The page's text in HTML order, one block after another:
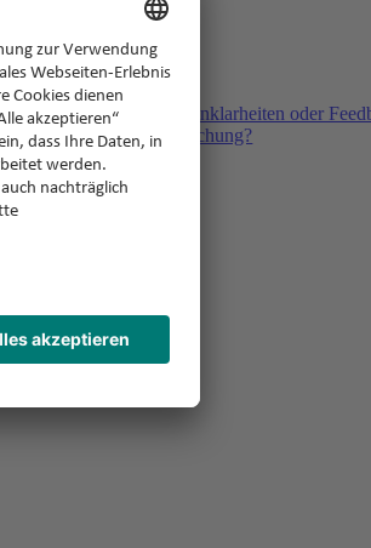
Feedback
Sie haben Fragen, Unklarheiten oder
zurückliegenden Buchung?